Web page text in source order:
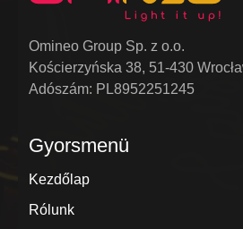
Omineo Group Sp. z o.o.
Kościerzyńska 38, 51-430
Adószám: PL8952251245
Gyorsmenü
Kezdőlap
Rólunk